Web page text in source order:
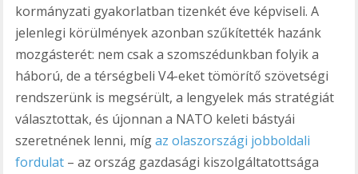
kormányzati gyakorlatban tizenkét éve képviseli. A
jelenlegi körülmények azonban szűkítették hazánk
mozgásterét: nem csak a szomszédunkban folyik a
háború, de a térségbeli V4-eket tömörítő szövetségi
rendszerünk is megsérült, a lengyelek más stratégiát
választottak, és újonnan a NATO keleti bástyái
szeretnének lenni, mígaz olaszországi jobboldali
fordulat – az ország gazdasági kiszolgáltatottsága